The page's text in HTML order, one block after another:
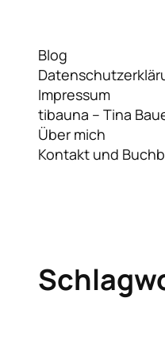
springen
Blog
Impressum
tibauna – Tina
Über mich
Kontakt und